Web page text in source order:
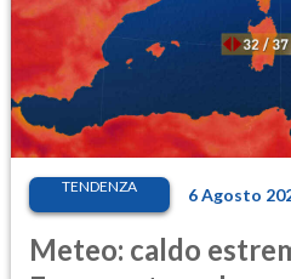
TENDENZA 6 Agosto
Meteo: caldo